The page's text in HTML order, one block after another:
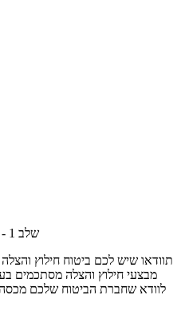
שלב 1 - דואגים לביטוח חילוץ והצלה מתאים
תוודאו שיש לכם ביטוח חילוץ
מבצעי חילוץ והצלה מסתכמים
לוודא שחברת הביטוח שלכם מכסה